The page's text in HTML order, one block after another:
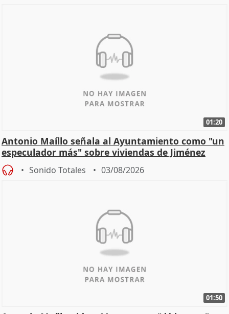
01:20
Antonio Maíllo señala al Ayuntamiento como "un
especulador más" sobre viviendas de Jiménez
Becerril
Sonido Totales 03/08/2026
01:50